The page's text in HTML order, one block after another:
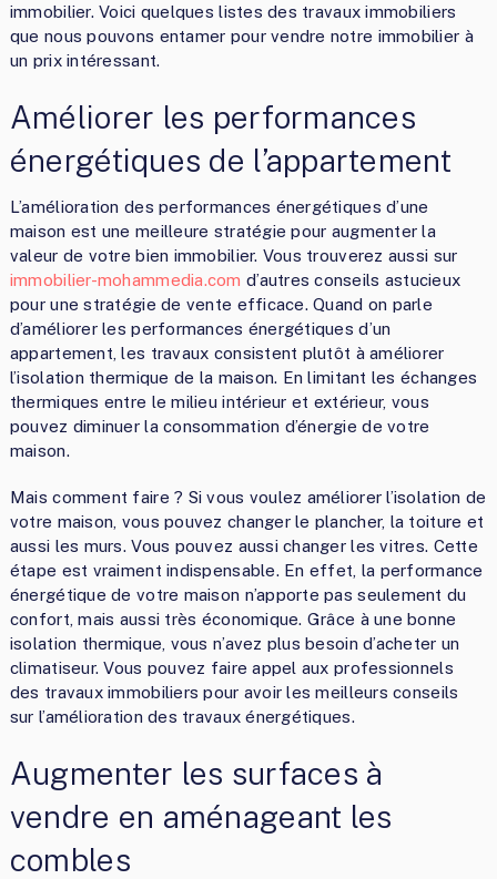
immobilier. Voici quelques listes des travaux immobiliers
que nous pouvons entamer pour vendre notre immobilier à
un prix intéressant.
Améliorer les performances
énergétiques de l’appartement
L’amélioration des performances énergétiques d’une
maison est une meilleure stratégie pour augmenter la
valeur de votre bien immobilier. Vous trouverez aussi sur
immobilier-mohammedia.com d’autres conseils astucieux
pour une stratégie de vente efficace. Quand on parle
d’améliorer les performances énergétiques d’un
appartement, les travaux consistent plutôt à améliorer
l’isolation thermique de la maison. En limitant les échanges
thermiques entre le milieu intérieur et extérieur, vous
pouvez diminuer la consommation d’énergie de votre
maison.
Mais comment faire ? Si vous voulez améliorer l’isolation de
votre maison, vous pouvez changer le plancher, la toiture et
aussi les murs. Vous pouvez aussi changer les vitres. Cette
étape est vraiment indispensable. En effet, la performance
énergétique de votre maison n’apporte pas seulement du
confort, mais aussi très économique. Grâce à une bonne
isolation thermique, vous n’avez plus besoin d’acheter un
climatiseur. Vous pouvez faire appel aux professionnels
des travaux immobiliers pour avoir les meilleurs conseils
sur l’amélioration des travaux énergétiques.
Augmenter les surfaces à
vendre en aménageant les
combles